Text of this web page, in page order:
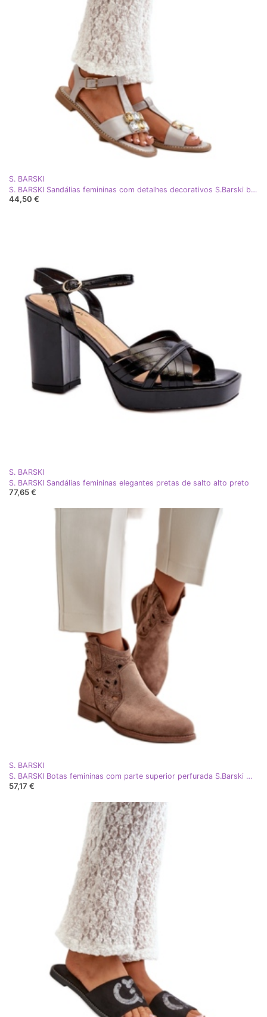
S. BARSKI
S. BARSKI Sandálias femininas com detalhes decorativos S.Barski bege
44,50 €
S. BARSKI
S. BARSKI Sandálias femininas elegantes pretas de salto alto preto
77,65 €
S. BARSKI
S. BARSKI Botas femininas com parte superior perfurada S.Barski marrom
57,17 €